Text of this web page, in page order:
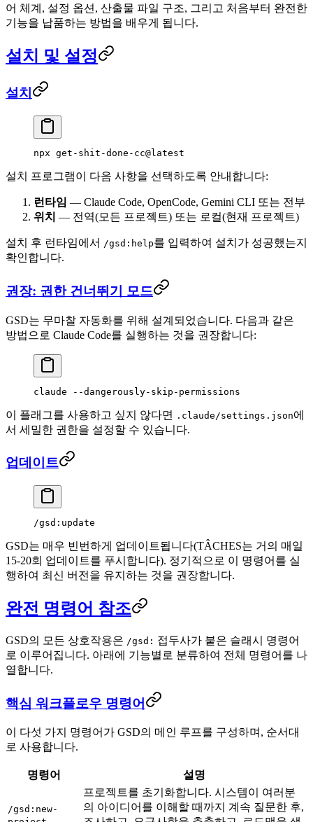
어 체계, 설정 옵션, 산출물 파일 구조, 그리고 처음부터 완전한
기능을 납품하는 방법을 배우게 됩니다.
설치 및 설정
설치
npx get-shit-done-cc@latest
설치 프로그램이 다음 사항을 선택하도록 안내합니다:
런타임 — Claude Code, OpenCode, Gemini CLI 또는 전부
위치 — 전역(모든 프로젝트) 또는 로컬(현재 프로젝트)
설치 후 런타임에서 /gsd:help를 입력하여 설치가 성공했는지
확인합니다.
권장: 권한 건너뛰기 모드
GSD는 무마찰 자동화를 위해 설계되었습니다. 다음과 같은
방법으로 Claude Code를 실행하는 것을 권장합니다:
claude --dangerously-skip-permissions
이 플래그를 사용하고 싶지 않다면 .claude/settings.json에
서 세밀한 권한을 설정할 수 있습니다.
업데이트
/gsd:update
GSD는 매우 빈번하게 업데이트됩니다(TÂCHES는 거의 매일
15-20회 업데이트를 푸시합니다). 정기적으로 이 명령어를 실
행하여 최신 버전을 유지하는 것을 권장합니다.
완전 명령어 참조
GSD의 모든 상호작용은 /gsd: 접두사가 붙은 슬래시 명령어
로 이루어집니다. 아래에 기능별로 분류하여 전체 명령어를 나
열합니다.
핵심 워크플로우 명령어
이 다섯 가지 명령어가 GSD의 메인 루프를 구성하며, 순서대
로 사용합니다.
명령어 설명
/gsd:new-
프로젝트를 초기화합니다. 시스템이 여러분
의 아이디어를 이해할 때까지 계속 질문한 후,